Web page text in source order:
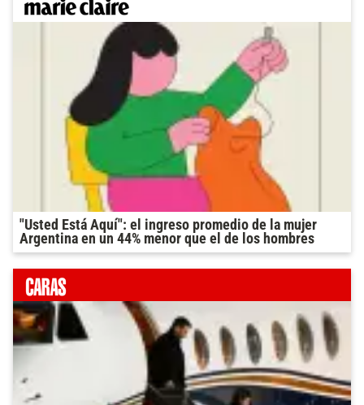
"Usted Está Aquí": el ingreso promedio de la mujer
Argentina en un 44% menor que el de los hombres